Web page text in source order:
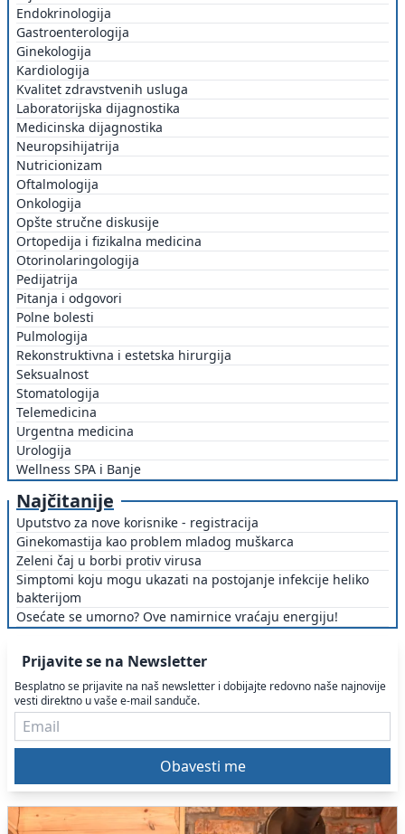
Endokrinologija
Gastroenterologija
Ginekologija
Kardiologija
Kvalitet zdravstvenih usluga
Laboratorijska dijagnostika
Medicinska dijagnostika
Neuropsihijatrija
Nutricionizam
Oftalmologija
Onkologija
Opšte stručne diskusije
Ortopedija i fizikalna medicina
Otorinolaringologija
Pedijatrija
Pitanja i odgovori
Polne bolesti
Pulmologija
Rekonstruktivna i estetska hirurgija
Seksualnost
Stomatologija
Telemedicina
Urgentna medicina
Urologija
Wellness SPA i Banje
Najčitanije
Uputstvo za nove korisnike - registracija
Ginekomastija kao problem mladog muškarca
Zeleni čaj u borbi protiv virusa
Simptomi koju mogu ukazati na postojanje infekcije heliko
bakterijom
Osećate se umorno? Ove namirnice vraćaju energiju!
Prijavite se na Newsletter
Besplatno se prijavite na naš newsletter i dobijajte redovno naše najnovije
vesti direktno u vaše e-mail sanduče.